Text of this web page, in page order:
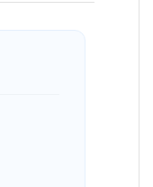
전국 그늘막 4만개 육박 7
美·日 환율공조에 유럽 패
티엠씨, 220억원 규모 美